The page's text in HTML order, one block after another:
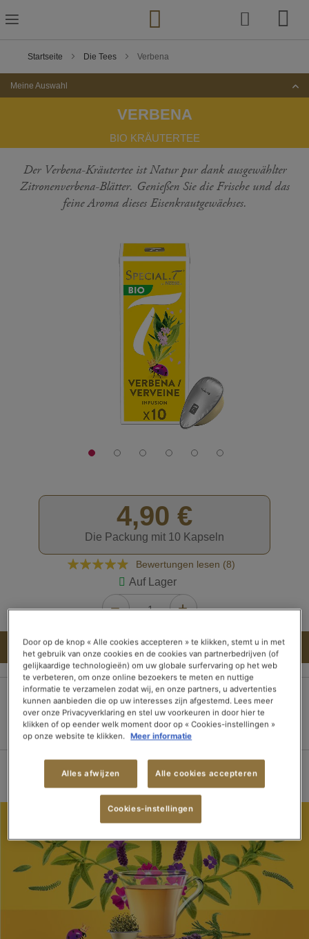
Inhalt
springen
Startseite Die Tees Verbena
Meine Auswahl
VERBENA
BIO KRÄUTERTEE
Der Verbena-Kräutertee ist Natur pur dank ausgewählter
Zitronenverbena-Blätter. Genießen Sie die Frische und das
feine Aroma dieses Eisenkrautgewächses.
4,90 €
Die Packung mit 10 Kapseln
Bewertung:
Bewertungen lesen (8)
Auf Lager
IN DEN WARENKORB
100% sichere
Zahlung
Lieferung innerhalb
von 3 Tagen
Kostenloser Versand
ab 15 Tee-
Door op de knop « Alle cookies accepteren » te klikken, stemt u in met
het gebruik van onze cookies en de cookies van partnerbedrijven (of
gelijkaardige technologieën) om uw globale surfervaring op het web
te verbeteren, om onze online bezoekers te meten en nuttige
informatie te verzamelen zodat wij, en onze partners, u advertenties
kunnen aanbieden die op uw interesses zijn afgestemd. Lees meer
over onze Privacyverklaring en stel uw voorkeuren in door hier te
klikken of op eender welk moment door op « Cookies-instellingen »
op onze website te klikken. Meer informatie
Alles afwijzen Alle cookies accepteren
Cookies-instellingen